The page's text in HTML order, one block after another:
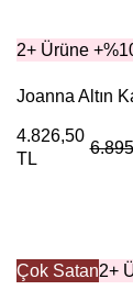
2+ Ürüne
Joanna Altın
4.826,50
TL
Çok Satan2+